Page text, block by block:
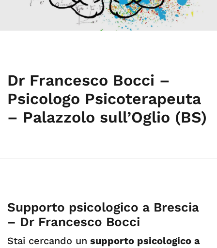
Dr Francesco Bocci –
Psicologo Psicoterapeuta
– Palazzolo sull’Oglio (BS)
Supporto psicologico a Brescia
– Dr Francesco Bocci
Stai cercando un supporto psicologico a